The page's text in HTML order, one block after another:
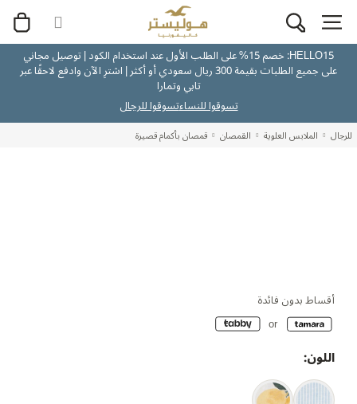
HELLO15: خصم 15% على الطلب الأول عند استخدام الكود | توصيل مجاني
على جميع الطلبات بقيمة 300 ريال سعودي أو أكثر | اشترِ الآن وادفع لاحقًا عبر
تابي وتمارا
تسوقوا للنساءتسوقوا للرجال
للرجال الملابس العلوية القمصان قمصان بأكمام قصيرة
أقساط بدون فائدة
اللون: